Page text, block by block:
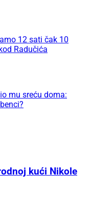
12 sati čak 10
Radučića
mu sreću doma:
kući Nikole